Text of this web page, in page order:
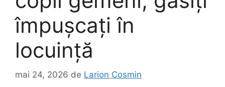
împușcați în
locuință
mai 24, 2026 de Larion Cosmin